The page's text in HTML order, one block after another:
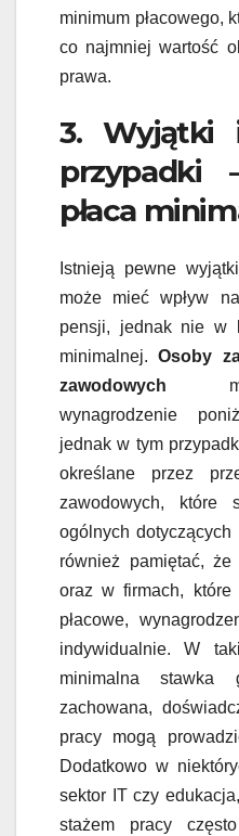
minimum płacowego,
co najmniej wartość
prawa.
3. Wyjątki
przypadki
płaca
Istnieją pewne
może mieć wpływ
pensji, jednak nie w
minimalnej.Osoby
zawodowych
wynagrodzenie
jednak w tym
określane przez
zawodowych, które
ogólnych dotyczących
również pamiętać,
oraz w firmach, które
płacowe,
indywidualnie. W
minimalna stawka
zachowana,
pracy mogą
Dodatkowo w
sektor IT czy
stażem pracy